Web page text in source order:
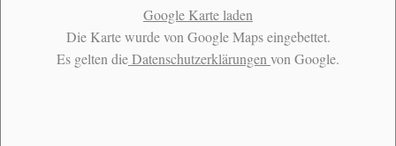
Google Karte laden
Die Karte wurde von Google Maps eingebettet.
Es gelten dieDatenschutzerklärungen von Google.